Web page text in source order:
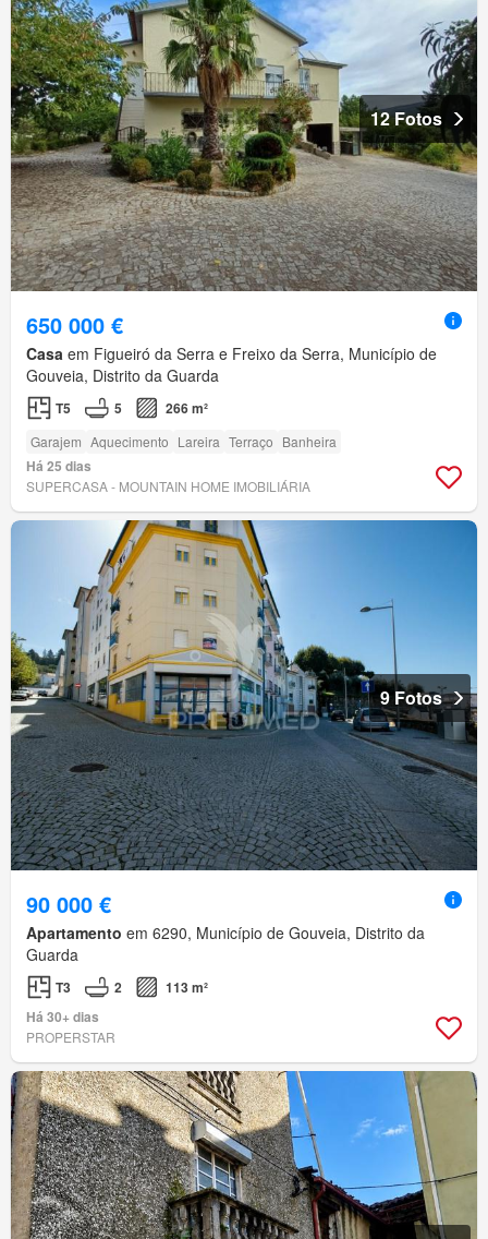
12 Fotos
650 000 €
Casa em Figueiró da Serra e Freixo da Serra, Município de
Gouveia, Distrito da Guarda
T5 5 266 m²
Garajem Aquecimento Lareira Terraço Banheira
Há 25 dias
SUPERCASA - MOUNTAIN HOME IMOBILIÁRIA
9 Fotos
90 000 €
Apartamento em 6290, Município de Gouveia, Distrito da
Guarda
T3 2
113 m²
Há 30+ dias
PROPERSTAR